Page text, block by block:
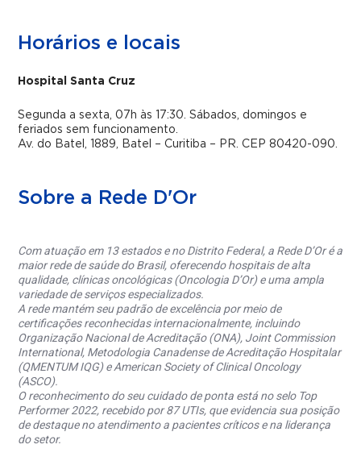
Horários e locais
Hospital Santa Cruz
Segunda a sexta, 07h às 17:30. Sábados, domingos e
feriados sem funcionamento.
Av. do Batel, 1889, Batel – Curitiba – PR. CEP 80420-090.
Sobre a Rede D'Or
Com atuação em 13 estados e no Distrito Federal, a Rede D’Or é a
maior rede de saúde do Brasil, oferecendo hospitais de alta
qualidade, clínicas oncológicas (Oncologia D’Or) e uma ampla
variedade de serviços especializados.
A rede mantém seu padrão de excelência por meio de
certificações reconhecidas internacionalmente, incluindo
Organização Nacional de Acreditação (ONA), Joint Commission
International, Metodologia Canadense de Acreditação Hospitalar
(QMENTUM IQG) e American Society of Clinical Oncology
(ASCO).
O reconhecimento do seu cuidado de ponta está no selo Top
Performer 2022, recebido por 87 UTIs, que evidencia sua posição
de destaque no atendimento a pacientes críticos e na liderança
do setor.